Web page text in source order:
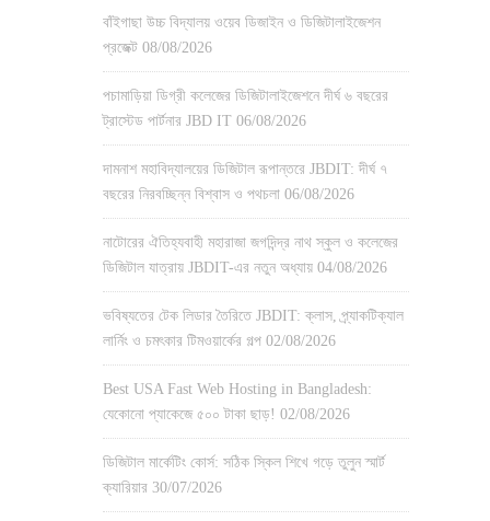
বাঁইগাছা উচ্চ বিদ্যালয় ওয়েব ডিজাইন ও ডিজিটালাইজেশন
প্রজেক্ট 08/08/2026
পচামাড়িয়া ডিগ্রী কলেজের ডিজিটালাইজেশনে দীর্ঘ ৬ বছরের
ট্রাস্টেড পার্টনার JBD IT 06/08/2026
দামনাশ মহাবিদ্যালয়ের ডিজিটাল রূপান্তরে JBDIT: দীর্ঘ ৭
বছরের নিরবচ্ছিন্ন বিশ্বাস ও পথচলা 06/08/2026
নাটোরের ঐতিহ্যবাহী মহারাজা জগদিন্দ্র নাথ স্কুল ও কলেজের
ডিজিটাল যাত্রায় JBDIT-এর নতুন অধ্যায় 04/08/2026
ভবিষ্যতের টেক লিডার তৈরিতে JBDIT: ক্লাস, প্র্যাকটিক্যাল
লার্নিং ও চমৎকার টিমওয়ার্কের গল্প 02/08/2026
Best USA Fast Web Hosting in Bangladesh:
যেকোনো প্যাকেজে ৫০০ টাকা ছাড়! 02/08/2026
ডিজিটাল মার্কেটিং কোর্স: সঠিক স্কিল শিখে গড়ে তুলুন স্মার্ট
ক্যারিয়ার 30/07/2026